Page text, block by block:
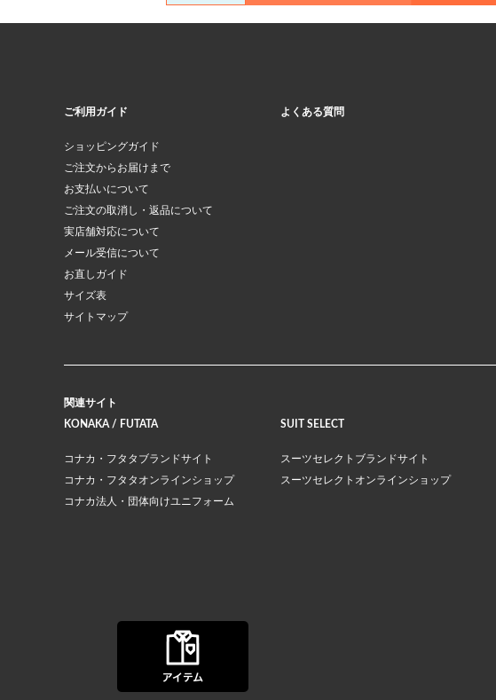
ご利用ガイド
ショッピングガイド
ご注文からお届けまで
お支払いについて
ご注文の取消し・返品について
実店舗対応について
メール受信について
お直しガイド
サイズ表
サイトマップ
よくある質問
関連サイト
KONAKA / FUTATA
コナカ・フタタブランドサイト
コナカ・フタタオンラインショップ
コナカ法人・団体向けユニフォーム
SUIT SELECT
スーツセレクトブランドサイト
スーツセレクトオンラインショップ